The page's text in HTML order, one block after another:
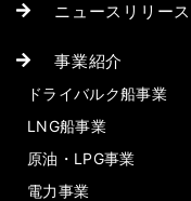
ニュースリリース
事業紹介
ドライバルク船事業
LNG船事業
原油・LPG事業
電力事業